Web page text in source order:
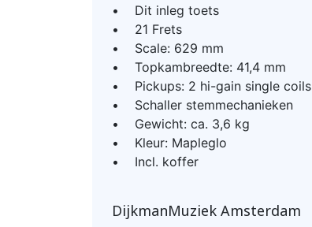
• Dit inleg toets
• 21 Frets
• Scale: 629 mm
• Topkambreedte: 41,4 mm
• Pickups: 2 hi-gain single coils
• Schaller stemmechanieken
• Gewicht: ca. 3,6 kg
• Kleur: Mapleglo
• Incl. koffer
DijkmanMuziek Amsterdam